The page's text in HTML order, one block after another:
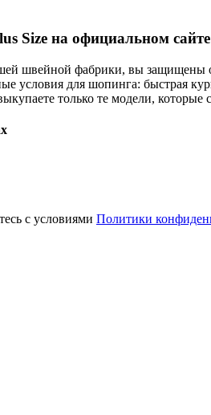
Size на официальном
швейной фабрики, вы защищены
условия для шопинга: быстрая
только те модели, которые
с условиями Политики